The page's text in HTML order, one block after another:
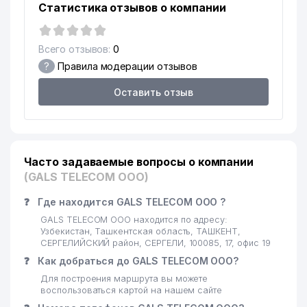
EXCLUSIVE DIAMOND BLINDS
ООО
18
OQIBAT-AZIZ АДВОКАТСКОЕ
БЮРО
SAID OQILXON BIRINCHI ТЧСЖ
20 CHINA LEASING GROUP ООО 258 м
22 TUYG'UN-STOM-SERVIS ЧП
23
NARPAY KOMMUNAL SERVIS
ТЧСЖ
268 м
24
ОБЩЕОБРАЗОВАТЕЛЬНАЯ
274 м
25 АТС №251/215
Статистика отзывов о компании
Всего отзывов: 0
? Правила модерации отзывов
Оставить отзыв
Часто задаваемые вопросы о компании
(GALS TELECOM ООО)
❓ Где находится GALS TELECOM ООО ?
GALS TELECOM ООО находится по адресу:
Узбекистан, Ташкентская область, ТАШКЕНТ,
СЕРГЕЛИЙСКИЙ район, СЕРГЕЛИ, 100085, 17, офис 19
❓ Как добраться до GALS TELECOM ООО?
Для построения маршрута вы можете
воспользоваться картой на нашем сайте